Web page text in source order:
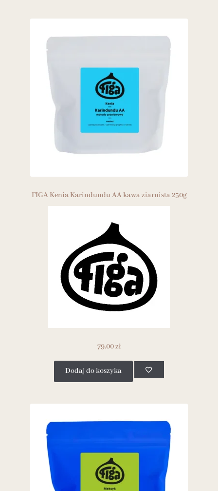
FIGA Kenia Karindundu AA kawa ziarnista 250g
79.00zł
Dodaj do koszyka